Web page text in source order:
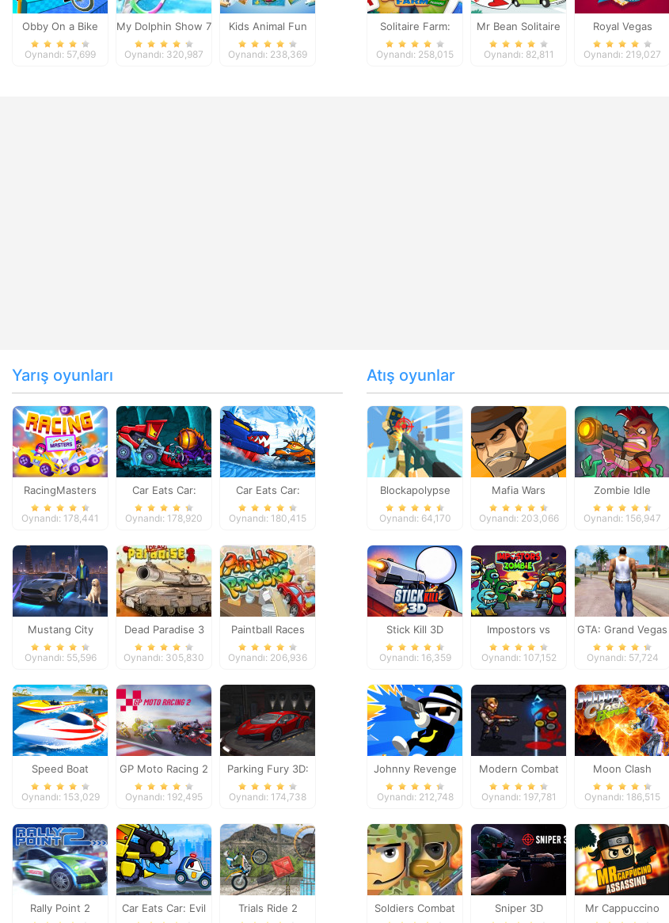
Obby On a Bike
Oynandı: 57,699
My Dolphin Show 7
Oynandı: 320,987
Kids Animal Fun
Oynandı: 238,369
Solitaire Farm:
Seasons
Oynandı: 258,015
Mr Bean Solitaire
Adventures
Oynandı: 82,811
Royal Vegas
Solitaire
Oynandı: 219,027
Yarış oyunları
RacingMasters
Oynandı: 178,441
Car Eats Car:
Dungeon
Oynandı: 178,920
Car Eats Car:
Winter Adventure
Oynandı: 180,415
Mustang City
Driver
Oynandı: 55,596
Dead Paradise 3
Oynandı: 305,830
Paintball Races
Oynandı: 206,936
Speed Boat
Extreme Racing
Oynandı: 153,029
GP Moto Racing 2
Oynandı: 192,495
Parking Fury 3D:
Night Thief
Oynandı: 174,738
Rally Point 2
Car Eats Car: Evil
Trials Ride 2
Atış oyunlar
Blockapolypse
Zombie Shooter
Oynandı: 64,170
Mafia Wars
Oynandı: 203,066
Zombie Idle
Defense Online
Oynandı: 156,947
Stick Kill 3D
Oynandı: 16,359
Impostors vs
Zombies: Survival
Oynandı: 107,152
GTA: Grand Vegas
Crime
Oynandı: 57,724
Johnny Revenge
Oynandı: 212,748
Modern Combat
Defense
Oynandı: 197,781
Moon Clash
Heroes
Oynandı: 186,515
Soldiers Combat Sniper 3D
Mr Cappuccino